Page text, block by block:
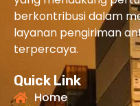
berkontribusi dalam
layanan pengiriman
terpercaya.
Quick Link
Home